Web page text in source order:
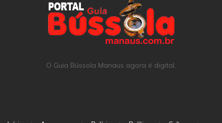
O Guia Bússola Manaus agora é digital.